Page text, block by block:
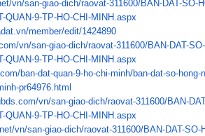
vn/san-giao-dich/raovat-311600/BAN-DAT-SO-
QUAN-9-TP-HO-CHI-MINH.aspx
member/edit/1424890
vn/san-giao-dich/raovat-311600/BAN-DAT-
QUAN-9-TP-HO-CHI-MINH.aspx
ban-dat-quan-9-ho-chi-minh/ban-dat-so-hong-
pr64976.html
vn/san-giao-dich/raovat-311600/BAN-
QUAN-9-TP-HO-CHI-MINH.aspx
vn/san-giao-dich/raovat-311600/BAN-DAT-SO-